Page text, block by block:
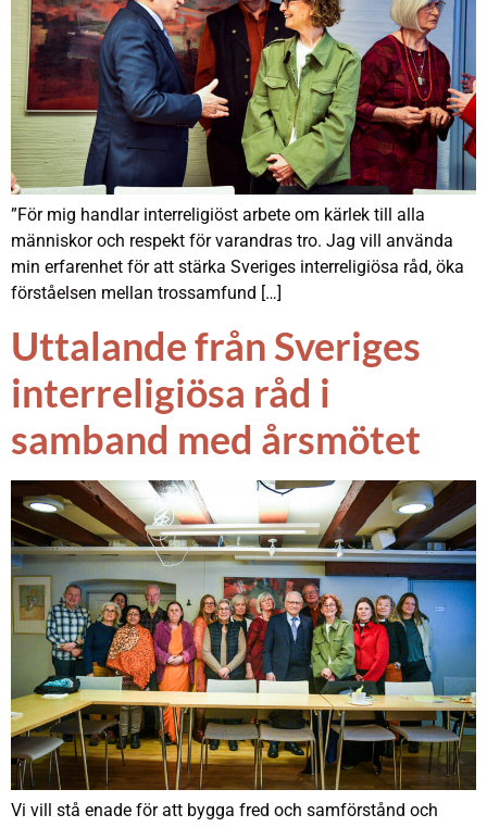
”För mig handlar interreligiöst arbete om kärlek till alla
människor och respekt för varandras tro. Jag vill använda
min erfarenhet för att stärka Sveriges interreligiösa råd, öka
förståelsen mellan trossamfund […]
Uttalande från Sveriges
interreligiösa råd i
samband med årsmötet
Vi vill stå enade för att bygga fred och samförstånd och